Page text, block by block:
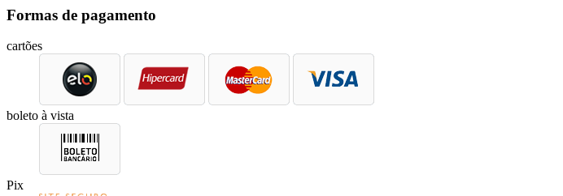
Formas de pagamento
cartões
boleto à vista
Pix